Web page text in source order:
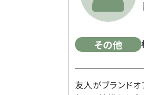
その他
友人がブランド